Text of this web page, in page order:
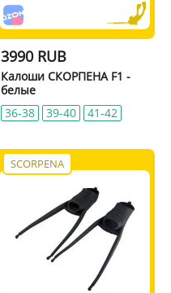
3990 RUB
Калоши СКОРПЕНА F1 -
белые
36-38
39-40 41-42
SCORPENA